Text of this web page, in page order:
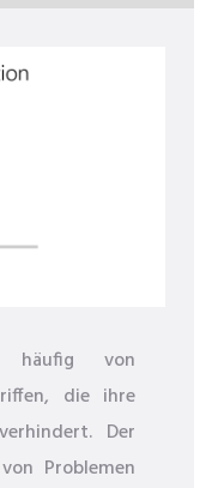
häufig von
die ihre
Der
Problemen